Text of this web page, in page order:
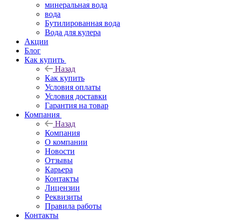
минеральная вода
вода
Бутилированная вода
Вода для кулера
Акции
Блог
Как купить
Назад
Как купить
Условия оплаты
Условия доставки
Гарантия на товар
Компания
Назад
Компания
О компании
Новости
Отзывы
Карьера
Контакты
Лицензии
Реквизиты
Правила работы
Контакты